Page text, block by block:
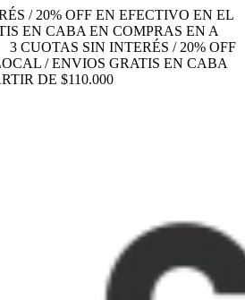
/ 20% OFF EN EFECTIVO EN EL
EN CABA EN COMPRAS EN A
3 CUOTAS SIN INTERÉS / 20% OFF
/ ENVIOS GRATIS EN CABA
DE $110.000